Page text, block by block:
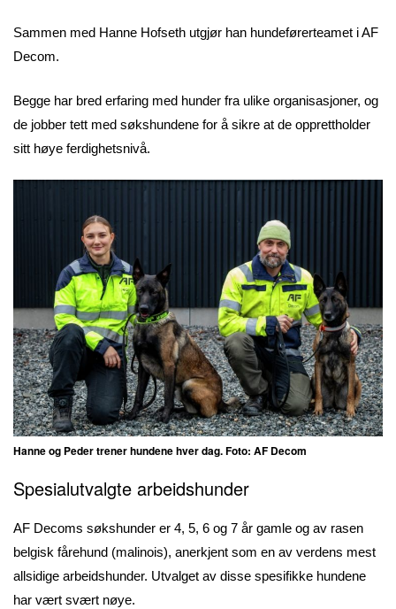
Sammen med Hanne Hofseth utgjør han hundeførerteamet i AF
Decom.
Begge har bred erfaring med hunder fra ulike organisasjoner, og
de jobber tett med søkshundene for å sikre at de opprettholder
sitt høye ferdighetsnivå.
Hanne og Peder trener hundene hver dag. Foto: AF Decom
Spesialutvalgte arbeidshunder
AF Decoms søkshunder er 4, 5, 6 og 7 år gamle og av rasen
belgisk fårehund (malinois), anerkjent som en av verdens mest
allsidige arbeidshunder. Utvalget av disse spesifikke hundene
har vært svært nøye.